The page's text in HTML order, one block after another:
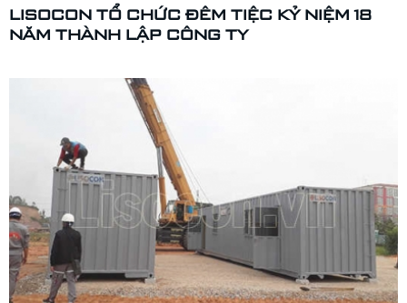
LISOCON TỔ CHỨC ĐÊM TIỆC KỶ NIỆM 18
NĂM THÀNH LẬP CÔNG TY